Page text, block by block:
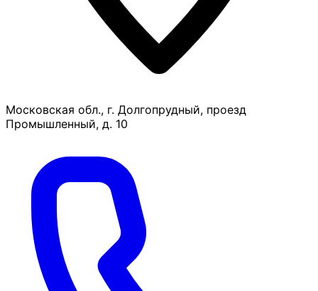
Московская обл., г. Долгопрудный, проезд
Промышленный, д. 10